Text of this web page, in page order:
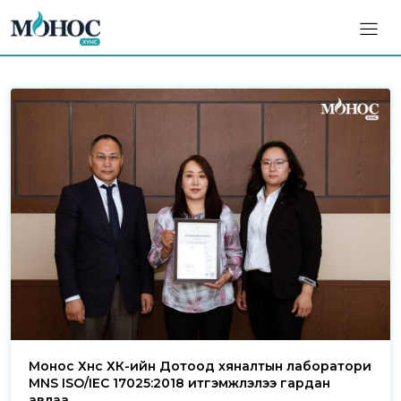
Монос Хүнс ХК-ийн Дотоод хяналтын лаборатори
MNS ISO/IEC 17025:2018 итгэмжлэлээ гардан